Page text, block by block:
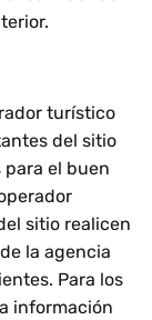
turístico
del sitio
para el buen
sitio realicen
la agencia
Para los
información